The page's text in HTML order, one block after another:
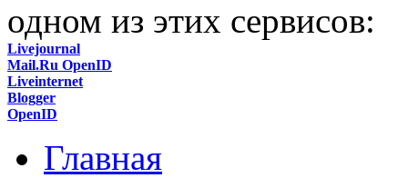
одном из этих сервисов:
Livejournal
Mail.Ru OpenID
Liveinternet
Blogger
OpenID
Главная